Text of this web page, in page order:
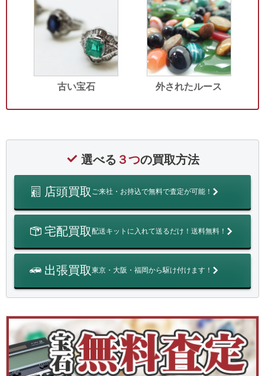
古い宝石 外されたルース
選べる ３つの買取方法
店頭買取 ご来社・お持込で無料で査定が可能！
宅配買取配送キットに入れて送るだけ！送料無料！
出張買取東京・大阪・福岡から駆け付けます！